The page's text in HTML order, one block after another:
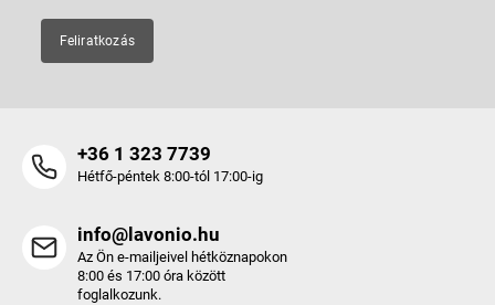
Feliratkozás
+36 1 323 7739
Hétfő-péntek 8:00-tól 17:00-ig
info@lavonio.hu
Az Ön e-mailjeivel hétköznapokon
8:00 és 17:00 óra között
foglalkozunk.